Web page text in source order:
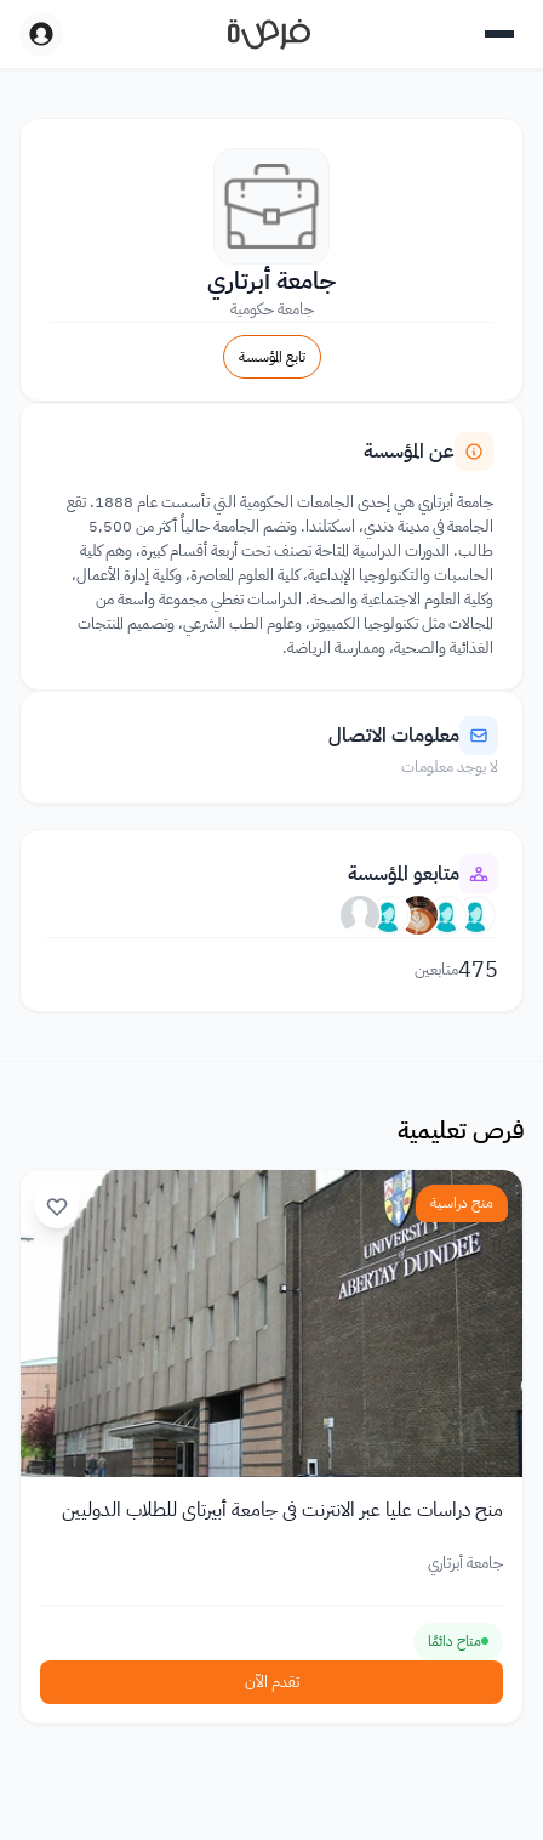
جامعة أبرتاري
جامعة حكومية
تابع المؤسسة
عن المؤسسة
جامعة أبرتاري هي إحدى الجامعات الحكومية التي تأسست عام 1888. تقع
الجامعة في مدينة دندي، اسكتلندا. وتضم الجامعة حالياً أكثر من 5,500
طالب. الدورات الدراسية المتاحة تصنف تحت أربعة أقسام كبيرة، وهم كلية
الحاسبات والتكنولوجيا الإبداعية، كلية العلوم المعاصرة، وكلية إدارة الأعمال،
وكلية العلوم الاجتماعية والصحة. الدراسات تغطي مجموعة واسعة من
المجالات مثل تكنولوجيا الكمبيوتر، وعلوم الطب الشرعي، وتصميم المنتجات
الغذائية والصحية، وممارسة الرياضة.
معلومات الاتصال
لا يوجد معلومات
متابعو المؤسسة
475متابعين
فرص تعليمية
منح دراسية
منح دراسات عليا عبر الانترنت في جامعة أبيرتاي للطلاب الدوليين
جامعة أبرتاري
متاح دائمًا
تقدم الآن